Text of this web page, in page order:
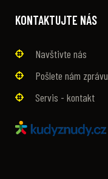
KONTAKTUJTE NÁS
Navštivte nás
Pošlete nám zprávu
Servis - kontakt